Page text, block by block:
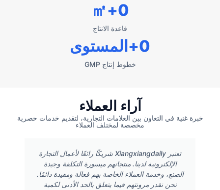
قاعدة الانتاج
0
+㎡
خطوط إنتاج GMP
0+المستوى
آراء العملاء
خبرة غنية في التعاون بين العلامات التجارية، لتقديم خدمات حصرية
مخصصة لمختلف العملاء
تعتبر Xiangxiangdaily شريكًا رائعًا لأعمال التجارة
الإلكترونية لدينا. منتجاتهم ميسورة التكلفة وجيدة
الصنع، وخدمة العملاء الخاصة بهم فعالة ومفيدة دائمًا.
نحن نقدر مرونتهم فيما يتعلق بالحد الأدنى لكمية